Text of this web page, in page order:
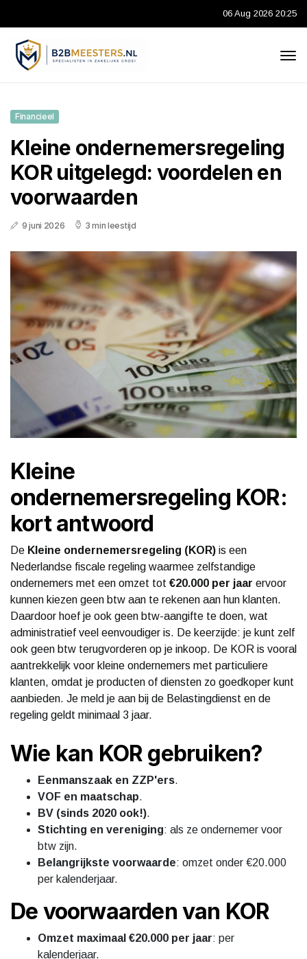
06 Aug 2026 20:25
Financieel
Kleine ondernemersregeling
KOR uitgelegd: voordelen en
voorwaarden
9 juni 2026 3 min leestijd
Kleine
ondernemersregeling KOR:
kort antwoord
De Kleine ondernemersregeling (KOR) is een
Nederlandse fiscale regeling waarmee zelfstandige
ondernemers met een omzet tot €20.000 per jaar ervoor
kunnen kiezen geen btw aan te rekenen aan hun klanten.
Daardoor hoef je ook geen btw-aangifte te doen, wat
administratief veel eenvoudiger is. De keerzijde: je kunt zelf
ook geen btw terugvorderen op je inkoop. De KOR is vooral
aantrekkelijk voor kleine ondernemers met particuliere
klanten, omdat je producten of diensten zo goedkoper kunt
aanbieden. Je meld je aan bij de Belastingdienst en de
regeling geldt minimaal 3 jaar.
Wie kan KOR gebruiken?
Eenmanszaak en ZZP'ers.
VOF en maatschap.
BV (sinds 2020 ook!).
Stichting en vereniging: als ze ondernemer voor
btw zijn.
Belangrijkste voorwaarde: omzet onder €20.000
per kalenderjaar.
De voorwaarden van KOR
Omzet maximaal €20.000 per jaar: per
kalenderjaar.